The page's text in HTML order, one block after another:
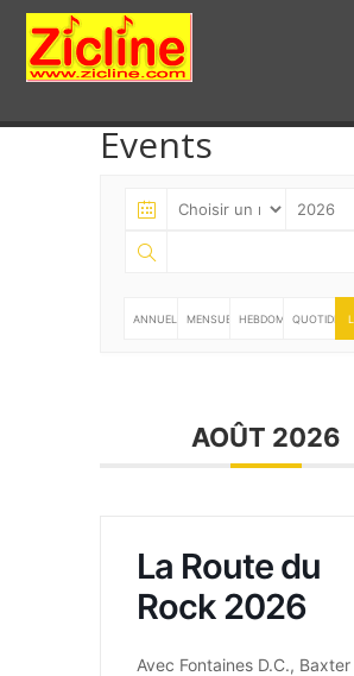
Events
ANNUELLEMENSUELLEHEBDOMADAIRE
AOÛT 2026
La Route du
Rock 2026
Avec Fontaines D.C., Baxter